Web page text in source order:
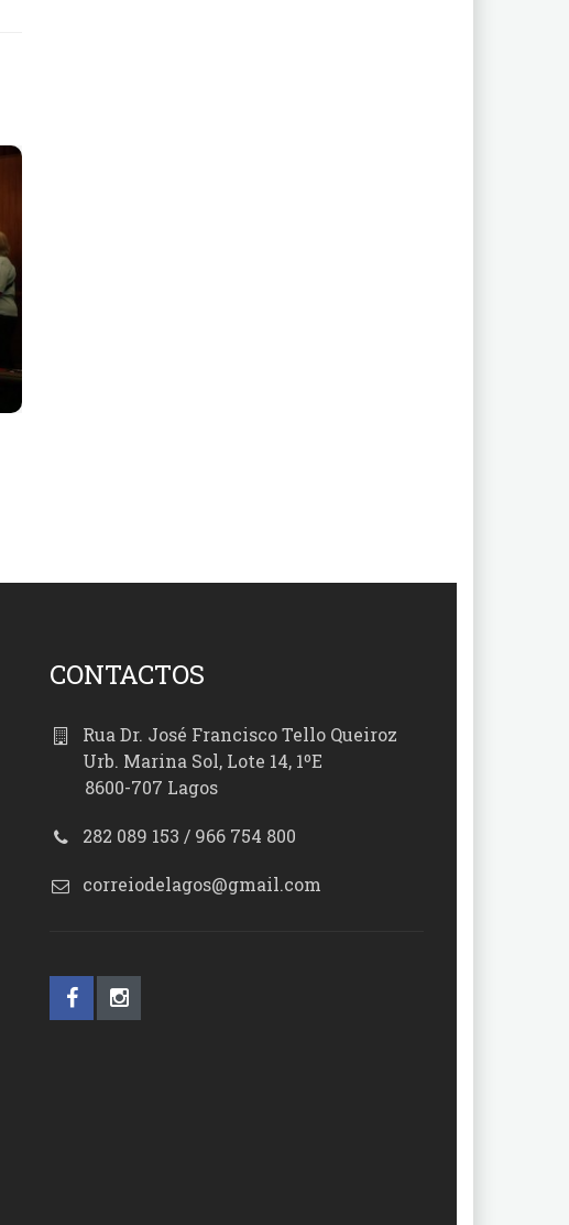
CONTACTOS
Rua Dr. José Francisco Tello Queiroz
Urb. Marina Sol, Lote 14, 1ºE
8600-707 Lagos
282 089 153 / 966 754 800
correiodelagos@gmail.com